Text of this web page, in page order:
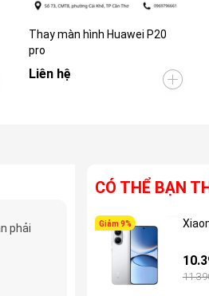
Thay màn hình Huawei P20
pro
Liên hệ
phải
CÓ THỂ BẠN
Giảm 9%